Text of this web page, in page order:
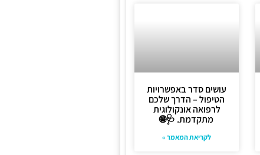
עושים סדר באפשרויות
הטיפול – הדרך שלכם
לרפואה אונקולוגית
מתקדמת. 🩺🌐
לקריאת המאמר »